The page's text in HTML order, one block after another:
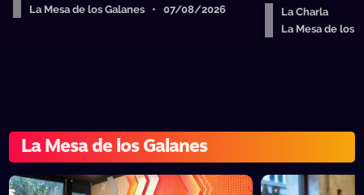
La Mesa de los Galanes • 07/08/2026
La Charla
La Mesa de
La Mesa de los Galanes